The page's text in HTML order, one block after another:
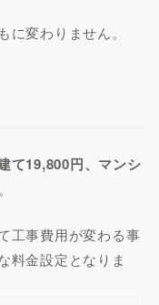
変わりません。
て19,800円、マンシ
工事費用が変わる事
料金設定となりま